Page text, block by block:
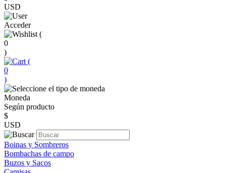
USD
Acceder
(
0
)
(
0
)
Moneda
Según producto
$
USD
Boinas y Sombreros
Bombachas de campo
Buzos y Sacos